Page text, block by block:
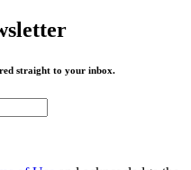
straight to your inbox.